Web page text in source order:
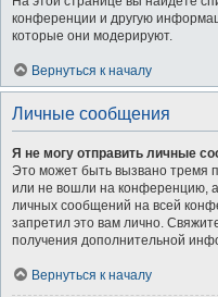
конференции и другую
которые они модерируют.
Вернуться к началу
Личные сообщения
Я не могу отправить личные
Это может быть вызвано тремя
или не вошли на конференцию,
личных сообщений на всей
запретил это вам лично.
получения дополнительной
Вернуться к началу